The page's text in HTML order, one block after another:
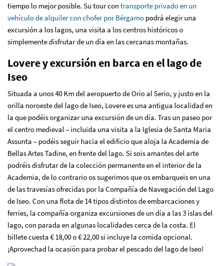
tiempo lo mejor posible. Su tour con transporte privado en un
vehículo de alquiler con chofer por Bérgamo podrá elegir una
excursión a los lagos, una visita a los centros históricos o
simplemente disfrutar de un día en las cercanas montañas.
Lovere y excursión en barca en el lago de
Iseo
Situada a unos 40 Km del aeropuerto de Orio al Serio, y justo en la
orilla noroeste del lago de Iseo, Lovere es una antigua localidad en
la que podéis organizar una excursión de un día. Tras un paseo por
el centro medieval – incluida una visita a la Iglesia de Santa Maria
Assunta – podéis seguir hacia el edificio que aloja la Academia de
Bellas Artes Tadine, en frente del lago. Si sois amantes del arte
podréis disfrutar de la colección permanente en el interior de la
Academia, de lo contrario os sugerimos que os embarqueis en una
de las travesías ofrecidas por la Compañía de Navegación del Lago
de Iseo. Con una flota de 14 tipos distintos de embarcaciones y
ferries, la compañía organiza excursiones de un día a las 3 islas del
lago, con parada en algunas localidades cerca de la costa. El
billete cuesta € 18,00 o € 22,00 si incluye la comida opcional.
¡Aprovechad la ocasión para probar el pescado del lago de Iseo!